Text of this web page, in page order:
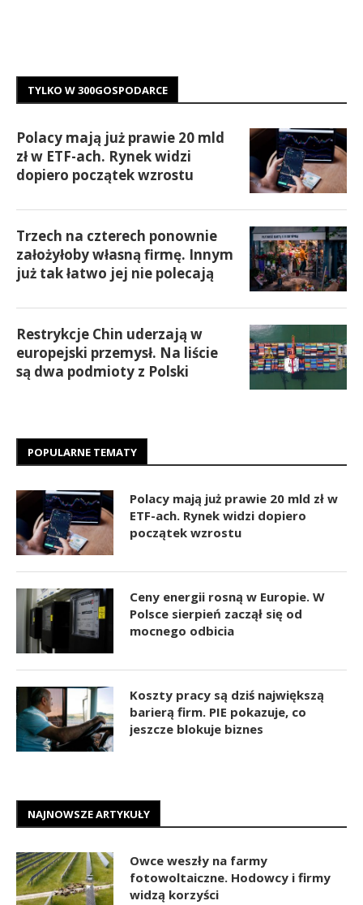
TYLKO W 300GOSPODARCE
Polacy mają już prawie 20 mld
zł w ETF-ach. Rynek widzi
dopiero początek wzrostu
Trzech na czterech ponownie
założyłoby własną firmę. Innym
już tak łatwo jej nie polecają
Restrykcje Chin uderzają w
europejski przemysł. Na liście
są dwa podmioty z Polski
POPULARNE TEMATY
Polacy mają już prawie 20 mld zł w
ETF-ach. Rynek widzi dopiero
początek wzrostu
Ceny energii rosną w Europie. W
Polsce sierpień zaczął się od
mocnego odbicia
Koszty pracy są dziś największą
barierą firm. PIE pokazuje, co
jeszcze blokuje biznes
NAJNOWSZE ARTYKUŁY
Owce weszły na farmy
fotowoltaiczne. Hodowcy i firmy
widzą korzyści